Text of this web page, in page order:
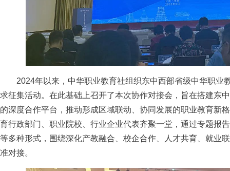
2024年以来，中华职业教育社组织东中西部省级中华职业
求征集活动。在此基础上召开了本次协作对接会，旨在搭建东
的深度合作平台，推动形成区域联动、协同发展的职业教育新
育行政部门、职业院校、行业企业代表齐聚一堂，通过专题报
等多种形式，围绕深化产教融合、校企合作、人才共育、就业
准对接。